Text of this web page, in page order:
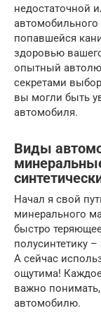
недостаточной
автомобильного
попавшейся
здоровью
опытный
секретами
вы могли быть
автомобиля.
Виды
Начал я свой
минерального
быстро
полусинтетику
А сейчас
ощутима!
важно
автомобилю.